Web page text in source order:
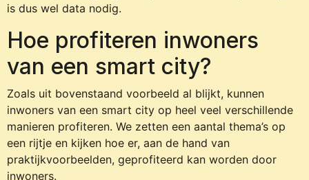
is dus wel data nodig.
Hoe profiteren inwoners
van een smart city?
Zoals uit bovenstaand voorbeeld al blijkt, kunnen
inwoners van een smart city op heel veel verschillende
manieren profiteren. We zetten een aantal thema’s op
een rijtje en kijken hoe er, aan de hand van
praktijkvoorbeelden, geprofiteerd kan worden door
inwoners.